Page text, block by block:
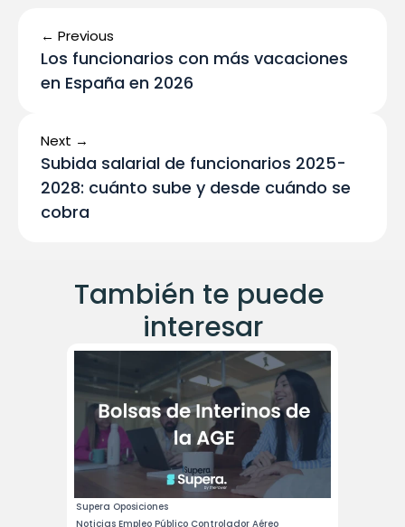
← Previous
Los funcionarios con más vacaciones
en España en 2026
Next →
Subida salarial de funcionarios 2025-
2028: cuánto sube y desde cuándo se
cobra
También te puede
interesar
Supera Oposiciones
Noticias Empleo Público Controlador Aéreo